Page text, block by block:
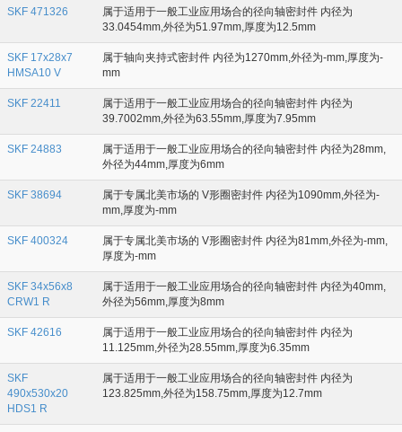
SKF 471326
属于适用于一般工业应用场合的径向轴密封件 内径为
33.0454mm,外径为51.97mm,厚度为12.5mm
SKF 17x28x7
HMSA10 V
属于轴向夹持式密封件 内径为1270mm,外径为-mm,厚度为-
mm
SKF 22411
属于适用于一般工业应用场合的径向轴密封件 内径为
39.7002mm,外径为63.55mm,厚度为7.95mm
SKF 24883
属于适用于一般工业应用场合的径向轴密封件 内径为28mm,
外径为44mm,厚度为6mm
SKF 38694
属于专属北美市场的 V形圈密封件 内径为1090mm,外径为-
mm,厚度为-mm
SKF 400324
属于专属北美市场的 V形圈密封件 内径为81mm,外径为-mm,
厚度为-mm
SKF 34x56x8
CRW1 R
属于适用于一般工业应用场合的径向轴密封件 内径为40mm,
外径为56mm,厚度为8mm
SKF 42616
属于适用于一般工业应用场合的径向轴密封件 内径为
11.125mm,外径为28.55mm,厚度为6.35mm
SKF
490x530x20
HDS1 R
属于适用于一般工业应用场合的径向轴密封件 内径为
123.825mm,外径为158.75mm,厚度为12.7mm